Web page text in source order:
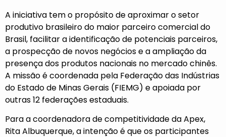
A iniciativa tem o propósito de aproximar o setor
produtivo brasileiro do maior parceiro comercial do
Brasil, facilitar a identificação de potenciais parceiros,
a prospecção de novos negócios e a ampliação da
presença dos produtos nacionais no mercado chinês.
A missão é coordenada pela Federação das Indústrias
do Estado de Minas Gerais (FIEMG) e apoiada por
outras 12 federações estaduais.
Para a coordenadora de competitividade da Apex,
Rita Albuquerque, a intenção é que os participantes